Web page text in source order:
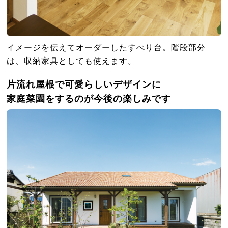
イメージを伝えてオーダーしたすべり台。階段部分
は、収納家具としても使えます。
片流れ屋根で可愛らしいデザインに
家庭菜園をするのが今後の楽しみです